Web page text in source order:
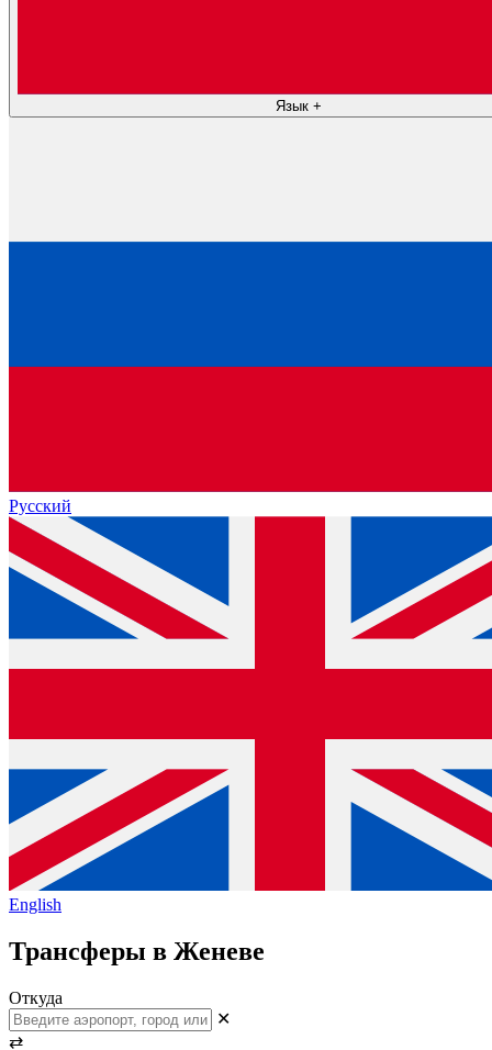
Язык +
Русский
English
Трансферы в Женеве
Откуда
✕
⇄